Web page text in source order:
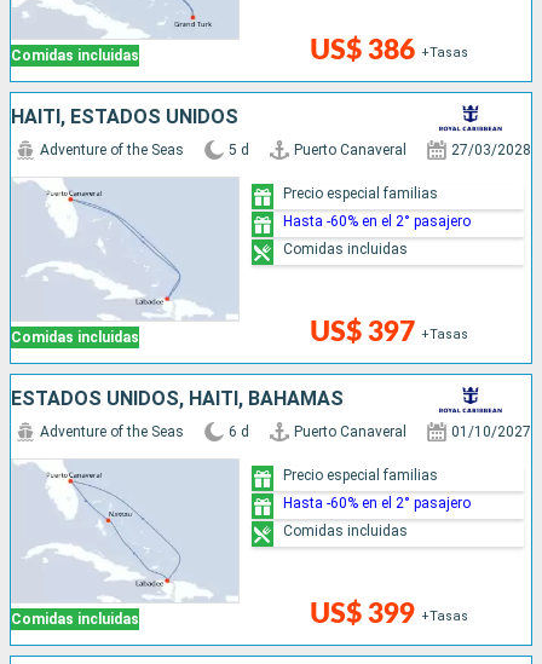
Comidas incluidas US$ 386 +Tasas
HAITI, ESTADOS UNIDOS
Comidas incluidas
Adventure of the Seas 5 d Puerto Canaveral 27/03/2028
US$ 397 +Tasas
Precio especial familias
Hasta -60% en el 2° pasajero
Comidas incluidas
ESTADOS UNIDOS, HAITI, BAHAMAS
Comidas incluidas
Adventure of the Seas 6 d Puerto Canaveral 01/10/2027
US$ 399 +Tasas
Precio especial familias
Hasta -60% en el 2° pasajero
Comidas incluidas